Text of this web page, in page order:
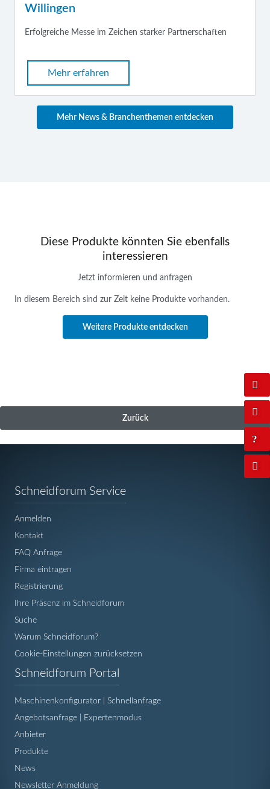
Willingen
Erfolgreiche Messe im Zeichen starker Partnerschaften
Mehr erfahren
Mehr News & Branchenthemen entdecken
Diese Produkte könnten Sie ebenfalls
interessieren
Jetzt informieren und anfragen
In diesem Bereich sind zur Zeit keine Produkte vorhanden.
Weitere Produkte entdecken
Zurück
Schneidforum Service
Anmelden
Kontakt
FAQ Anfrage
Firma eintragen
Registrierung
Ihre Präsenz im Schneidforum
Suche
Warum Schneidforum?
Cookie-Einstellungen zurücksetzen
Schneidforum Portal
Maschinenkonfigurator | Schnellanfrage
Angebotsanfrage | Expertenmodus
Anbieter
Produkte
News
Newsletter Anmeldung